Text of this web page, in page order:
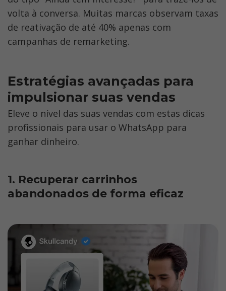
volta à conversa. Muitas marcas observam taxas
de reativação de até 40% apenas com
campanhas de remarketing.
Estratégias avançadas para
impulsionar suas vendas
Eleve o nível das suas vendas com estas dicas
profissionais para usar o WhatsApp para
ganhar dinheiro.
1. Recuperar carrinhos
abandonados de forma eficaz